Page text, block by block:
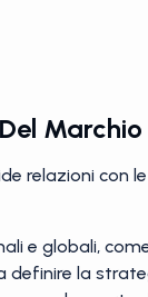
Marchio
relazioni con
e globali,
la